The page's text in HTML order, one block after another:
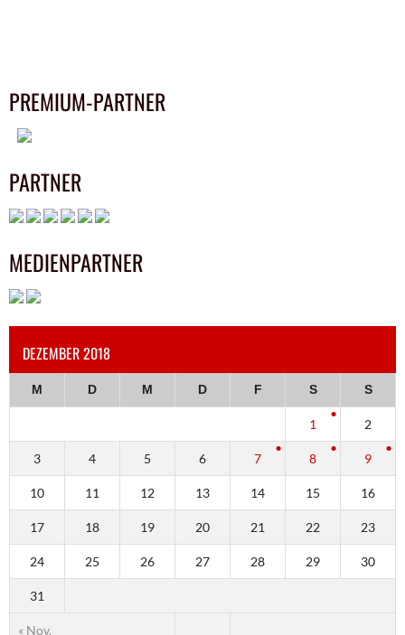
PREMIUM-PARTNER
PARTNER
MEDIENPARTNER
DEZEMBER 2018
M D M D F S S
« Nov.
1 2
3 4 5 6 7 8 9
10 11 12 13 14 15 16
17 18 19 20 21 22 23
24 25 26 27 28 29 30
31